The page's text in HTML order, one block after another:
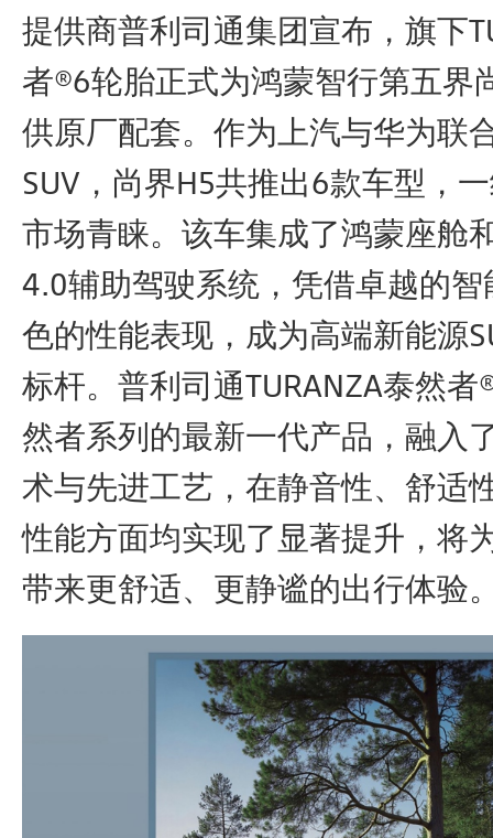
提供商普利司通集团宣布，旗下
者®6轮胎正式为鸿蒙智行第五界
供原厂配套。作为上汽与华为联
SUV，尚界H5共推出6款车型，
市场青睐。该车集成了鸿蒙座舱
4.0辅助驾驶系统，凭借卓越的
色的性能表现，成为高端新能源
标杆。普利司通TURANZA泰然
然者系列的最新一代产品，融入
术与先进工艺，在静音性、舒适
性能方面均实现了显著提升，将
带来更舒适、更静谧的出行体验